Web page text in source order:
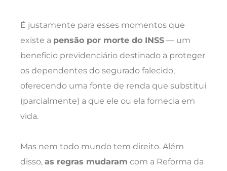
É justamente para esses momentos que
existe a pensão por morte do INSS — um
benefício previdenciário destinado a proteger
os dependentes do segurado falecido,
oferecendo uma fonte de renda que substitui
(parcialmente) a que ele ou ela fornecia em
vida.
Mas nem todo mundo tem direito. Além
disso, as regras mudaram com a Reforma da